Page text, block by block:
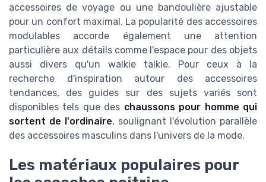
accessoires de voyage ou une bandoulière ajustable
pour un confort maximal. La popularité des accessoires
modulables accorde également une attention
particulière aux détails comme l'espace pour des objets
aussi divers qu'un walkie talkie. Pour ceux à la
recherche d'inspiration autour des accessoires
tendances, des guides sur des sujets variés sont
disponibles tels que des chaussons pour homme qui
sortent de l'ordinaire, soulignant l'évolution parallèle
des accessoires masculins dans l'univers de la mode.
Les matériaux populaires pour